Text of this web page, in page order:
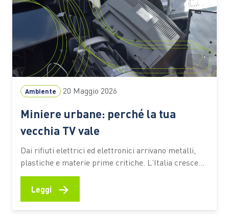
Ambiente 20 Maggio 2026
Miniere urbane: perché la tua
vecchia TV vale
Dai rifiuti elettrici ed elettronici arrivano metalli,
plastiche e materie prime critiche. L’Italia cresce
nella raccolta. Intanto l’Europa prepara nuove
regole per trasformare i RAEE in risorsa strategica:
Leggi →